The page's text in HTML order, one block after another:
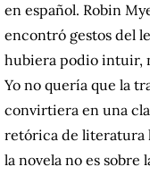
en español. Robin
encontró gestos del
hubiera podio intuir,
Yo no quería que la
convirtiera en una
retórica de literatura
la novela no es